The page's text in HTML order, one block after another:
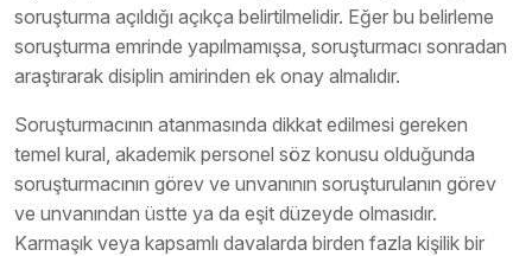
soruşturma açıldığı açıkça belirtilmelidir. Eğer bu belirleme
soruşturma emrinde yapılmamışsa, soruşturmacı sonradan
araştırarak disiplin amirinden ek onay almalıdır.
Soruşturmacının atanmasında dikkat edilmesi gereken
temel kural, akademik personel söz konusu olduğunda
soruşturmacının görev ve unvanının soruşturulanın görev
ve unvanından üstte ya da eşit düzeyde olmasıdır.
Karmaşık veya kapsamlı davalarda birden fazla kişilik bir